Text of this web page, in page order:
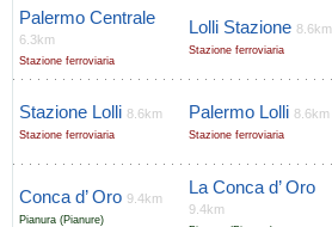
Palermo Centrale
6.3km
Stazione ferroviaria
Lolli Stazione 8.6km
Stazione ferroviaria
Stazione Lolli 8.6km
Stazione ferroviaria
Palermo Lolli 8.6km
Stazione ferroviaria
Conca d’ Oro 9.4km
Pianura (Pianure)
La Conca d’ Oro
9.4km